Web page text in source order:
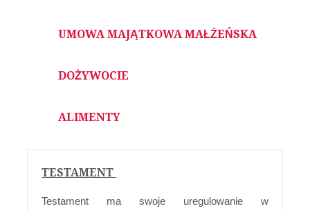
UMOWA MAJĄTKOWA MAŁŻEŃSKA
DOŻYWOCIE
ALIMENTY
TESTAMENT
Testament ma swoje uregulowanie w